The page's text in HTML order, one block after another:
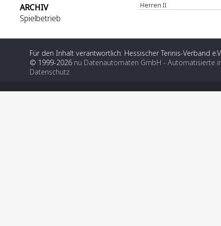
ARCHIV
Spielbetrieb
Herren II
Für den Inhalt verantwortlich: Hessischer Tennis-Verband
© 1999-2026 nu Datenautomaten GmbH - Automatisierte
Datenschutz